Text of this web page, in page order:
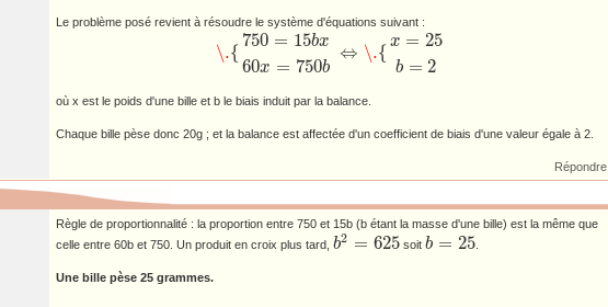
Le problème posé revient à résoudre le système d'équations suivant :
\.{
750 = 15bx
60x = 750b
⇔ \.{ x = 25
b = 2
750b⇔ \. {x
où x est le poids d'une bille et b le biais induit par la balance.
Chaque bille pèse donc 20g ; et la balance est affectée d'un coefficient de biais d'une valeur égale à 2.
Répondre
Règle de proportionnalité : la proportion entre 750 et 15b (b étant la masse d'une bille) est la même que
celle entre 60b et 750. Un produit en croix plus tard, b2 = 625
b2 625 soitb = 25
b= 25 .
Une bille pèse 25 grammes.